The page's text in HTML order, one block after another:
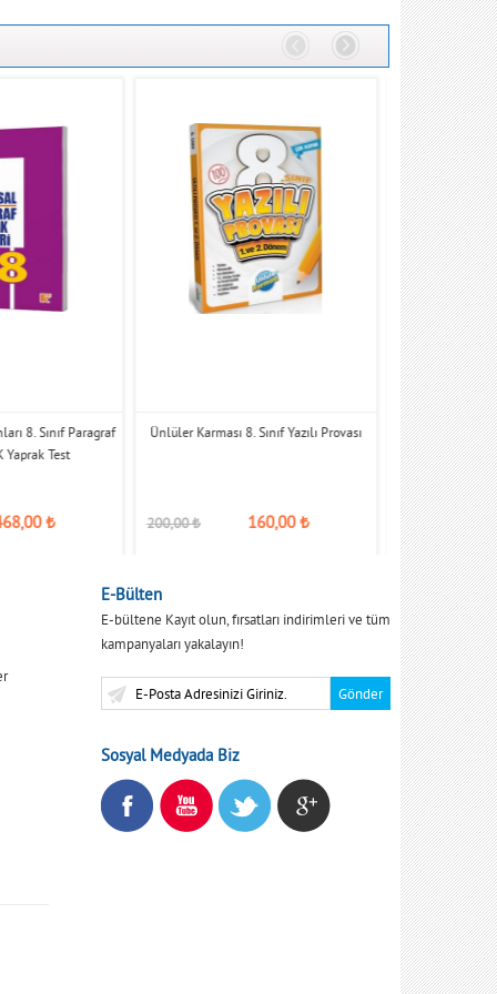
8. Sınıf Paragraf
Yaprak Test
₺
Ünlüler Karması 8. Sınıf Yazılı Provası
200,00₺ 160,00₺
Özdebir
Ahlak
110,00₺
E-Bülten
E-bültene Kayıt olun, fırsatları indirimleri ve tüm
kampanyaları yakalayın!
Sosyal Medyada Biz